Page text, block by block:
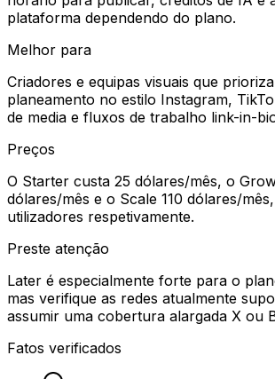
plataforma dependendo do plano.
Melhor para
Criadores e equipas visuais que
planeamento no estilo Instagram,
de media e fluxos de trabalho link-in-
Preços
O Starter custa 25 dólares/mês, o
dólares/mês e o Scale 110 dólares/
utilizadores respetivamente.
Preste atenção
Later é especialmente forte para o
mas verifique as redes atualmente
assumir uma cobertura alargada X ou
Fatos verificados